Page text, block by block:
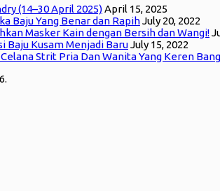
(14–30 April 2025)April 15, 2025
Baju Yang Benar dan RapihJuly 20, 2022
Masker Kain dengan Bersih dan Wangi!
Baju Kusam Menjadi BaruJuly 15, 2022
Strit Pria Dan Wanita Yang Keren